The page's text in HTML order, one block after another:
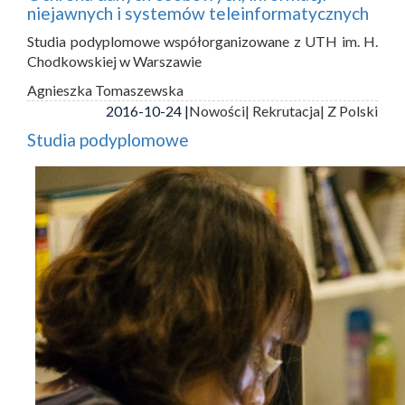
niejawnych i systemów teleinformatycznych
Studia podyplomowe współorganizowane z UTH im. H.
Chodkowskiej w Warszawie
Agnieszka Tomaszewska
2016-10-24 |Nowości| Rekrutacja| Z Polski
Studia podyplomowe